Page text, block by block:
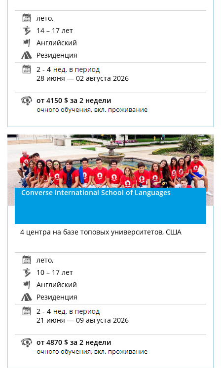
лето,
14 – 17 лет
Английский
Резиденция
2 - 4
28 июня — 02 августа 2026
от 4150 $ за 2 недели
Converse International School of Languages
4 центра на базе топовых университетов, США
лето,
10 – 17 лет
Английский
Резиденция
2 - 4
21 июня — 09 августа 2026
от 4870 $ за 2 недели